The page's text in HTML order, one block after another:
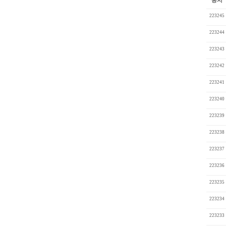
223245
223244
223243
223242
223241
223240
223239
223238
223237
223236
223235
223234
223233